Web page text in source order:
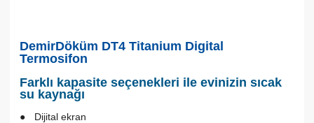
DemirDöküm DT4 Titanium Digital
Termosifon
Farklı kapasite seçenekleri ile evinizin sıcak
su kaynağı
Dijital ekran